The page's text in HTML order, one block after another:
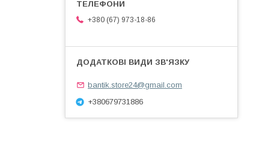
+380 (67) 973-18-86
bantik.store24@gmail.com
+380679731886